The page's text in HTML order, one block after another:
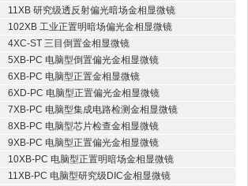
11XB 研究级透反射偏光暗场金相显微镜
102XB 工业正置明暗场偏光金相显微镜
4XC-ST 三目倒置金相显微镜
5XB-PC 电脑型倒置偏光金相显微镜
6XB-PC 电脑型正置金相显微镜
6XD-PC 电脑型正置偏光金相显微镜
7XB-PC 电脑型集成电路检测金相显微镜
8XB-PC 电脑型芯片检查金相显微镜
9XB-PC 电脑型正置偏光金相显微镜
10XB-PC 电脑型正置明暗场金相显微镜
11XB-PC 电脑型研究级DIC金相显微镜